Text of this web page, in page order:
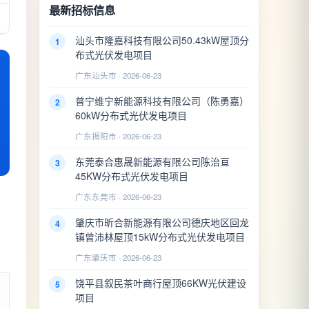
最新招标信息
1
汕头市隆嘉科技有限公司50.43kW屋顶分
布式光伏发电项目
广东汕头市 · 2026-06-23
2
普宁维宁新能源科技有限公司（陈勇嘉）
60kW分布式光伏发电项目
广东揭阳市 · 2026-06-23
3
东莞泰合惠晟新能源有限公司陈治亘
45KW分布式光伏发电项目
广东东莞市 · 2026-06-23
4
肇庆市昕合新能源有限公司德庆地区回龙
镇曾沛林屋顶15kW分布式光伏发电项目
广东肇庆市 · 2026-06-23
5
饶平县叙民茶叶商行屋顶66KW光伏建设
项目